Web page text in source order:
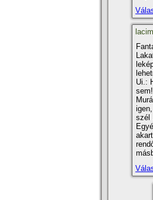
Ui.:
sem!
szél